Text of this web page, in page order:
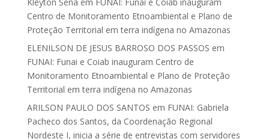
Centro de Monitoramento Etnoambiental e Plano de
Proteção Territorial em terra indígena no Amazonas
ELENILSON DE JESUS BARROSO DOS PASSOS em
FUNAI: Funai e Coiab inauguram Centro de
Monitoramento Etnoambiental e Plano de Proteção
Territorial em terra indígena no Amazonas
ARILSON PAULO DOS SANTOS em FUNAI: Gabriela
Pacheco dos Santos, da Coordenação Regional
Nordeste I, inicia a série de entrevistas com servidores